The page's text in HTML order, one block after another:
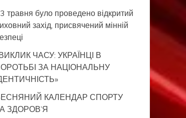
травня було проведено відкритий
захід, присвячений мінній
ЧАСУ: УКРАЇНЦІ В
ЗА НАЦІОНАЛЬНУ
КАЛЕНДАР СПОРТУ
ЗДОРОВ’Я